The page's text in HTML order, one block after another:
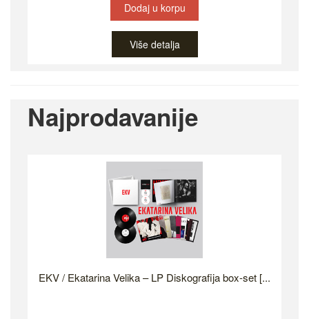
Dodaj u korpu
Više detalja
Najprodavanije
EKV / Ekatarina Velika – LP Diskografija box-set [...